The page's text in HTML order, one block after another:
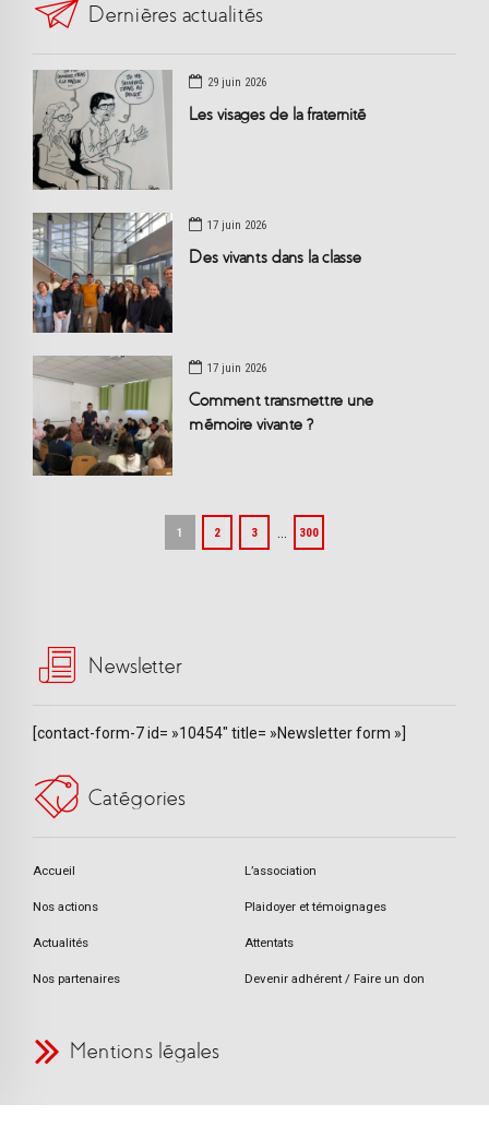
Dernières actualités
29 juin 2026
Les visages de la fraternité
17 juin 2026
Des vivants dans la classe
17 juin 2026
Comment transmettre une
mémoire vivante ?
1 2 3 300
Newsletter
[contact-form-7 id= »10454″ title= »Newsletter form »]
Catégories
Accueil L’association
Nos actions Plaidoyer et témoignages
Actualités Attentats
Nos partenaires Devenir adhérent / Faire un don
Mentions légales